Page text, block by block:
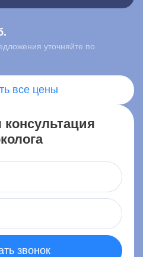
уточняйте по
все цены
консультация
звонок